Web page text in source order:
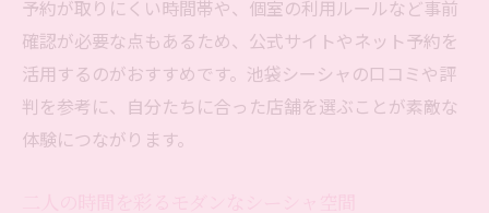
予約が取りにくい時間帯や、個室の利用ルールなど事前
確認が必要な点もあるため、公式サイトやネット予約を
活用するのがおすすめです。池袋シーシャの口コミや評
判を参考に、自分たちに合った店舗を選ぶことが素敵な
体験につながります。